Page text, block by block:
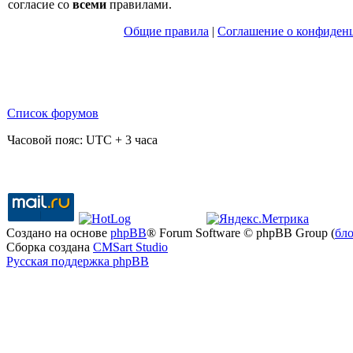
согласие со всеми правилами.
Общие правила | Соглашение о
Список форумов
Часовой пояс: UTC + 3 часа
Создано на основе phpBB® Forum Software © phpBB Group (
Сборка создана CMSart Studio
Русская поддержка phpBB